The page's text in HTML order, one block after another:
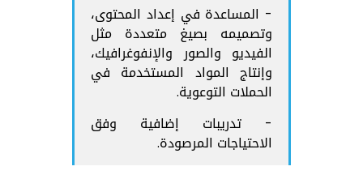
- المساعدة في إعداد المحتوى،
وتصميمه بصيغ متعددة مثل
الفيديو والصور والإنفوغرافيك،
وإنتاج المواد المستخدمة في
الحملات التوعوية.
- تدريبات إضافية وفق
الاحتياجات المرصودة.